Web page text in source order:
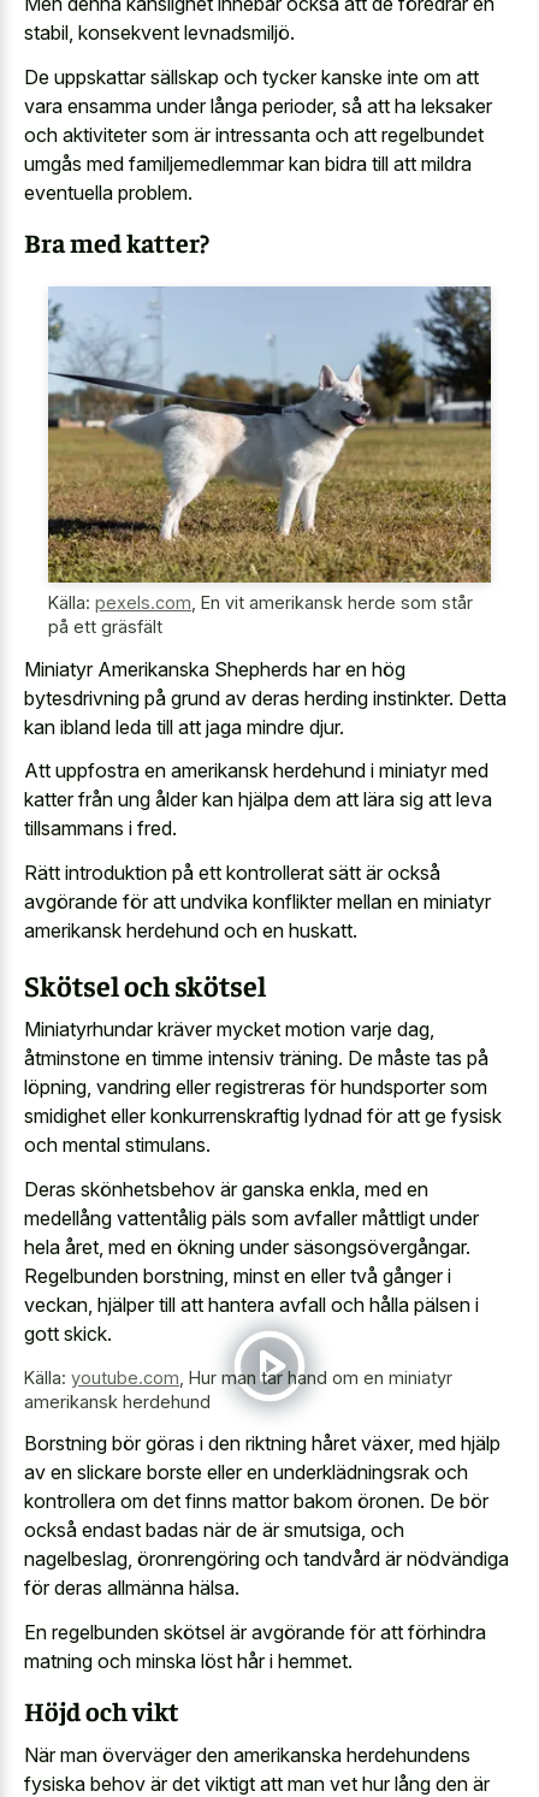
stabil, konsekvent levnadsmiljö.
De uppskattar sällskap och tycker kanske inte om att
vara ensamma under långa perioder, så att ha leksaker
och aktiviteter som är intressanta och att regelbundet
umgås med familjemedlemmar kan bidra till att mildra
eventuella problem.
Bra med katter?
Källa: pexels.com, En vit amerikansk herde som står
på ett gräsfält
Miniatyr Amerikanska Shepherds har en hög
bytesdrivning på grund av deras herding instinkter. Detta
kan ibland leda till att jaga mindre djur.
Att uppfostra en amerikansk herdehund i miniatyr med
katter från ung ålder kan hjälpa dem att lära sig att leva
tillsammans i fred.
Rätt introduktion på ett kontrollerat sätt är också
avgörande för att undvika konflikter mellan en miniatyr
amerikansk herdehund och en huskatt.
Skötsel och skötsel
Miniatyrhundar kräver mycket motion varje dag,
åtminstone en timme intensiv träning. De måste tas på
löpning, vandring eller registreras för hundsporter som
smidighet eller konkurrenskraftig lydnad för att ge fysisk
och mental stimulans.
Deras skönhetsbehov är ganska enkla, med en
medellång vattentålig päls som avfaller måttligt under
hela året, med en ökning under säsongsövergångar.
Regelbunden borstning, minst en eller två gånger i
veckan, hjälper till att hantera avfall och hålla pälsen i
gott skick.
Källa: youtube.com Hur man tar hand om en miniatyr
amerikansk herdehund
Borstning bör göras i den riktning håret växer, med hjälp
av en slickare borste eller en underklädningsrak och
kontrollera om det finns mattor bakom öronen. De bör
också endast badas när de är smutsiga, och
nagelbeslag, öronrengöring och tandvård är nödvändiga
för deras allmänna hälsa.
En regelbunden skötsel är avgörande för att förhindra
matning och minska löst hår i hemmet.
Höjd och vikt
När man överväger den amerikanska herdehundens
fysiska behov är det viktigt att man vet hur lång den är